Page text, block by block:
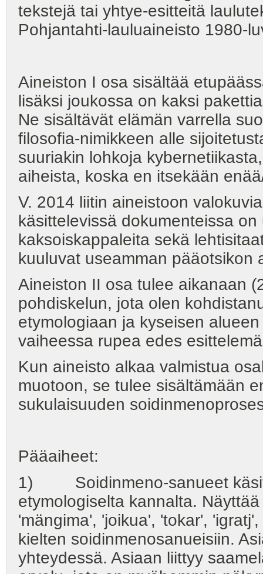
tekstejä tai yhtye-esitteitä
Pohjantahti-lauluaineisto 1980-
Aineiston I osa sisältää
lisäksi joukossa on kaksi
Ne sisältävät elämän varrella
filosofia-nimikkeen alle
suuriakin lohkoja
aiheista, koska en itsekään
V. 2014 liitin aineistoon
käsittelevissä dokumenteissa
kaksoiskappaleita sekä
kuuluvat useamman pääotsikon
Aineiston II osa tulee aikanaan
pohdiskelun, jota olen
etymologiaan ja kyseisen
vaiheessa rupea edes
Kun aineisto alkaa valmistua
muotoon, se tulee sisältämään
sukulaisuuden
Pääaiheet:
1) Soidinmeno-sanueet
etymologiselta kannalta.
'mängima', 'joikua', 'tokar',
kielten soidinmenosanueisiin.
yhteydessä. Asiaan liittyy